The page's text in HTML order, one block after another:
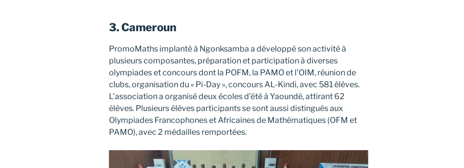
3. Cameroun
PromoMaths implanté à Ngonksamba a développé son activité à
plusieurs composantes, préparation et participation à diverses
olympiades et concours dont la POFM, la PAMO et l’OIM, réunion de
clubs, organisation du « Pi-Day », concours AL-Kindi, avec 581 élèves.
L’association a organisé deux écoles d’été à Yaoundé, attirant 62
élèves. Plusieurs élèves participants se sont aussi distingués aux
Olympiades Francophones et Africaines de Mathématiques (OFM et
PAMO), avec 2 médailles remportées.